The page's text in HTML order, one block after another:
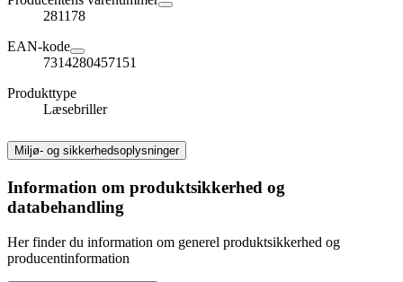
281178
EAN-kode
7314280457151
Produkttype
Læsebriller
Miljø- og sikkerhedsoplysninger
Information om produktsikkerhed og
databehandling
Her finder du information om generel produktsikkerhed og
producentinformation